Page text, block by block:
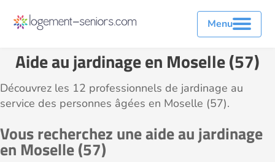
Menu
Aide au jardinage en Moselle (57)
Découvrez les 12 professionnels de jardinage au
service des personnes âgées en Moselle (57).
Vous recherchez une aide au jardinage
en Moselle (57)